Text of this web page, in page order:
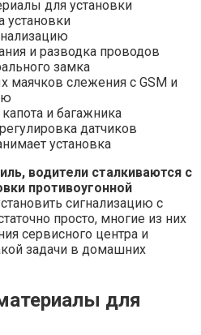
для установки
установки
и разводка проводов
замка
маячков слежения с GSM и
и багажника
датчиков
установка
водители сталкиваются с
противоугонной
сигнализацию с
просто, многие из них
сервисного центра и
задачи в домашних
для